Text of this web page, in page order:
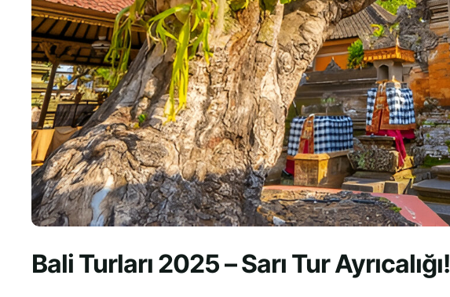
Bali Turları 2025 – Sarı Tur Ayrıcalığı!